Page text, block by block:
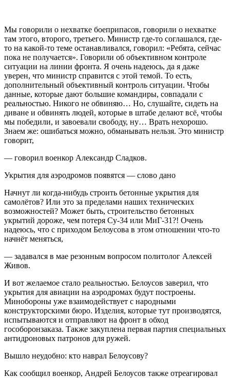
Мы говорили о нехватке боеприпасов, говорили о нехватке
там этого, второго, третьего. Министр где-то соглашался, где-
то на какой-то теме останавливался, говорил: «Ребята, сейчас
пока не получается». Говорили об объективном контроле
ситуации на линии фронта. Я очень надеюсь, да я даже
уверен, что министр справится с этой темой. То есть,
дополнительный объективный контроль ситуации. Чтобы
данные, которые дают большие командиры, совпадали с
реальностью. Никого не обвиняю… Но, слушайте, сидеть на
диване и обвинять людей, которые в штабе делают всё, чтобы
мы победили, и завоевали свободу, ну… Врать нехорошо.
Знаем же: ошибаться можно, обманывать нельзя. Это министр
говорит,
— говорил военкор Александр Сладков.
Укрытия для аэродромов появятся — слово дано
Начнут ли когда-нибудь строить бетонные укрытия для
самолётов? Или это за пределами наших технических
возможностей? Может быть, строительство бетонных
укрытий дороже, чем потеря Су-34 или МиГ-31?! Очень
надеюсь, что с приходом Белоусова в этом отношении что-то
начнёт меняться,
— задавался в мае резонным вопросом политолог Алексей
Живов.
И вот желаемое стало реальностью. Белоусов заверил, что
укрытия для авиации на аэродромах будут построены.
Минобороны уже взаимодействует с народными
конструкторскими бюро. Изделия, которые тут производятся,
испытываются и отправляют на фронт в обход
гособоронзаказа. Также закуплена первая партия специальных
антидроновых патронов для ружей.
Вышло неудобно: кто наврал Белоусову?
Как сообщил военкор, Андрей Белоусов также отреагировал